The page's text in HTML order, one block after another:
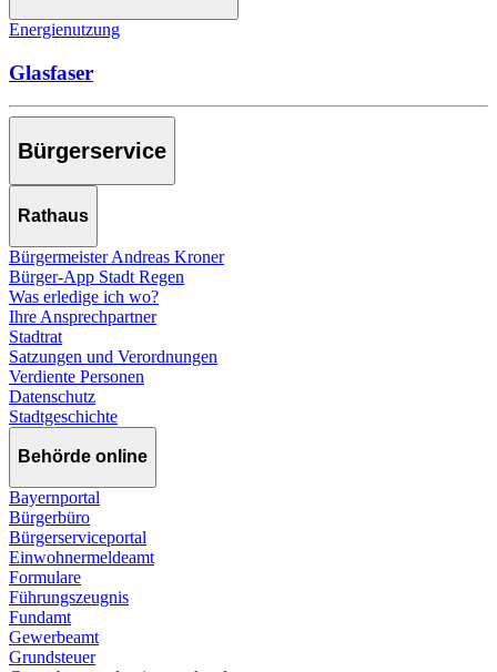
Energienutzung
Glasfaser
Bürgerservice
Rathaus
Bürgermeister Andreas Kroner
Bürger-App Stadt Regen
Was erledige ich wo?
Ihre Ansprechpartner
Stadtrat
Satzungen und Verordnungen
Verdiente Personen
Datenschutz
Stadtgeschichte
Behörde online
Bayernportal
Bürgerbüro
Bürgerserviceportal
Einwohnermeldeamt
Formulare
Führungszeugnis
Fundamt
Gewerbeamt
Grundsteuer